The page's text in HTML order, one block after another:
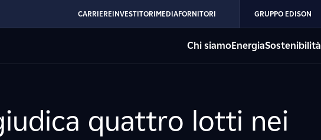
CARRIEREINVESTITORIMEDIAFORNITORI GRUPPO EDISON
Chi siamoEnergiaSostenibilità
quattro lotti nei